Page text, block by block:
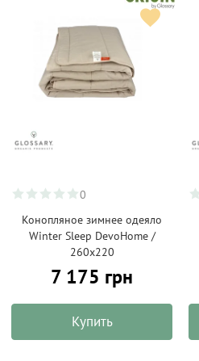
0
Конопляное зимнее одеяло
Winter Sleep DevoHome /
260х220
7 175 грн
Купить